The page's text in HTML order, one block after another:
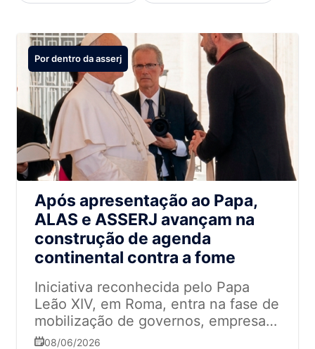
Por dentro da asserj
Após apresentação ao Papa,
ALAS e ASSERJ avançam na
construção de agenda
continental contra a fome
Iniciativa reconhecida pelo Papa
Leão XIV, em Roma, entra na fase de
mobilização de governos, empresas
e organizações sociais para
08/06/2026